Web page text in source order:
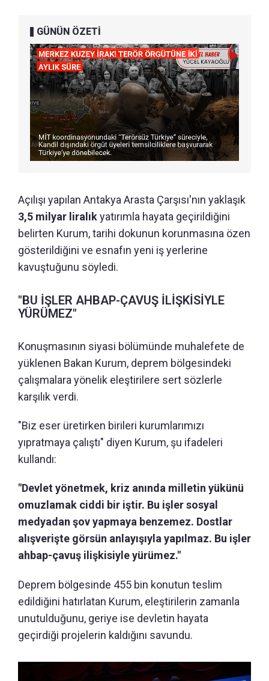
GÜNÜN ÖZETİ
Açılışı yapılan Antakya Arasta Çarşısı'nın yaklaşık
3,5 milyar liralıkyatırımla hayata geçirildiğini
belirten Kurum, tarihi dokunun korunmasına özen
gösterildiğini ve esnafın yeni iş yerlerine
kavuştuğunu söyledi.
"BU İŞLER AHBAP-ÇAVUŞ İLİŞKİSİYLE
YÜRÜMEZ"
Konuşmasının siyasi bölümünde muhalefete de
yüklenen Bakan Kurum, deprem bölgesindeki
çalışmalara yönelik eleştirilere sert sözlerle
karşılık verdi.
"Biz eser üretirken birileri kurumlarımızı
yıpratmaya çalıştı" diyen Kurum, şu ifadeleri
kullandı:
"Devlet yönetmek, kriz anında milletin yükünü
omuzlamak ciddi bir iştir. Bu işler sosyal
medyadan şov yapmaya benzemez. Dostlar
alışverişte görsün anlayışıyla yapılmaz. Bu işler
ahbap-çavuş ilişkisiyle yürümez."
Deprem bölgesinde 455 bin konutun teslim
edildiğini hatırlatan Kurum, eleştirilerin zamanla
unutulduğunu, geriye ise devletin hayata
geçirdiği projelerin kaldığını savundu.